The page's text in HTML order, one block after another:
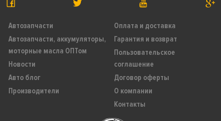
Автозапчасти
Автозапчасти, аккумуляторы,
моторные масла ОПТом
Новости
Авто блог
Производители
Оплата и доставка
Гарантия и возврат
Пользовательское
соглашение
Договор оферты
О компании
Контакты